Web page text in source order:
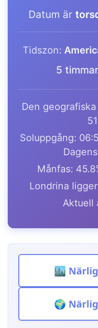
Datum är
Tidszon:
5
Den
Soluppgång:
Månfas:
Londrina
Aktuell
🏙️
🌍